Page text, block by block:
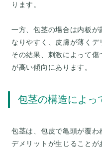
ります。
一方、包茎の場合は内板が
なりやすく、皮膚が薄くデ
その結果、刺激によって
包茎の構造によっ
包茎は、包皮で亀頭が覆
デメリットが生じること